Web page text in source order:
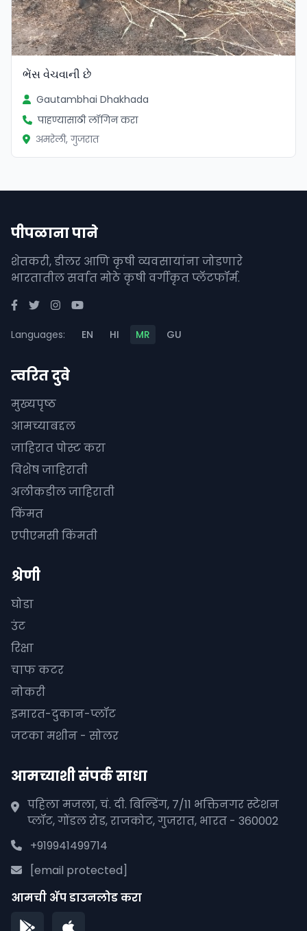
ભેંસ વેચવાની છે
Gautambhai Dhakhada
पाहण्यासाठी लॉगिन करा
अमरेली, गुजरात
पीपळाना पाने
शेतकरी, डीलर आणि कृषी व्यवसायांना जोडणारे
भारतातील सर्वात मोठे कृषी वर्गीकृत प्लॅटफॉर्म.
Languages: EN HI MR GU
त्वरित दुवे
मुख्यपृष्ठ
आमच्याबद्दल
जाहिरात पोस्ट करा
विशेष जाहिराती
अलीकडील जाहिराती
किंमत
एपीएमसी किंमती
श्रेणी
घोडा
उंट
रिक्षा
चाफ कटर
नोकरी
इमारत-दुकान-प्लॉट
जटका मशीन - सोलर
आमच्याशी संपर्क साधा
पहिला मजला, चं. दी. बिल्डिंग, 7/11 भक्तिनगर स्टेशन
प्लॉट, गोंडल रोड, राजकोट, गुजरात, भारत - 360002
+919941499714
[email protected]
आमची अ‍ॅप डाउनलोड करा